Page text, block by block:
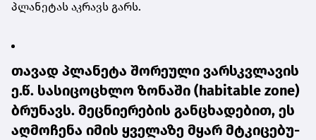
პლა­ნე­ტას აკ­რავს გარს.
თა­ვად პლა­ნე­ტა შო­რე­უ­ლი ვარ­სკვლა­ვის
ე.წ. სა­სი­ცო­ცხლო ზო­ნა­ში (habitable zone)
ბრუ­ნავს. მეც­ნი­ე­რე­ბის გან­ცხა­დე­ბით, ეს
აღ­მო­ჩე­ნა იმის ყვე­ლა­ზე მყარ მტკი­ცე­ბუ­